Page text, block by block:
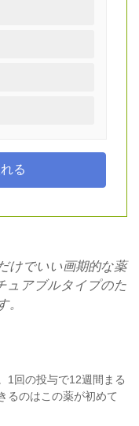
けでいい画期的な薬
ュアブルタイプのた
1回の投与で12週間まる
るのはこの薬が初めて